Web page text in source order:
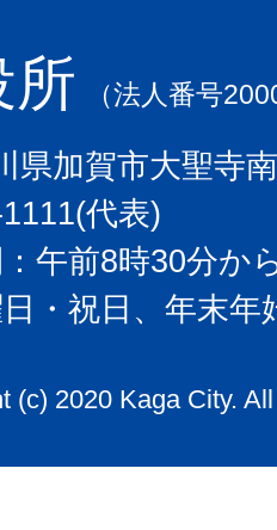
所 （法人番号
県加賀市大聖寺
代表)
午前8時30分か
日・祝日、年末
(c) 2020 Kaga City.